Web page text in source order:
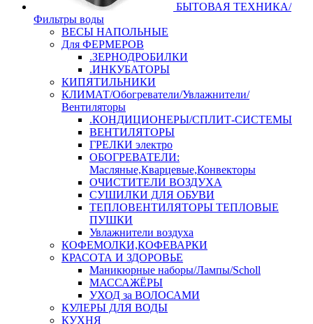
БЫТОВАЯ ТЕХНИКА/
Фильтры воды
ВЕСЫ НАПОЛЬНЫЕ
Для ФЕРМЕРОВ
.ЗЕРНОДРОБИЛКИ
.ИНКУБАТОРЫ
КИПЯТИЛЬНИКИ
КЛИМАТ/Обогреватели/Увлажнители/
Вентиляторы
.КОНДИЦИОНЕРЫ/СПЛИТ-СИСТЕМЫ
ВЕНТИЛЯТОРЫ
ГРЕЛКИ электро
ОБОГРЕВАТЕЛИ:
Масляные,Кварцевые,Конвекторы
ОЧИСТИТЕЛИ ВОЗДУХА
СУШИЛКИ ДЛЯ ОБУВИ
ТЕПЛОВЕНТИЛЯТОРЫ ТЕПЛОВЫЕ
ПУШКИ
Увлажнители воздуха
КОФЕМОЛКИ,КОФЕВАРКИ
КРАСОТА И ЗДОРОВЬЕ
Маникюрные наборы/Лампы/Scholl
МАССАЖЁРЫ
УХОД за ВОЛОСАМИ
КУЛЕРЫ ДЛЯ ВОДЫ
КУХНЯ